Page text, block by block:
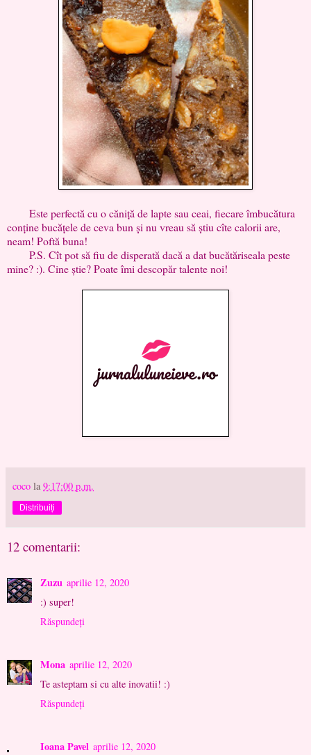
Este perfectă cu o căniță de lapte sau ceai, fiecare îmbucătura
conține bucățele de ceva bun și nu vreau să știu cîte calorii are,
neam! Poftă buna!
P.S. Cît pot să fiu de disperată dacă a dat bucătăriseala peste
mine? :). Cine știe? Poate îmi descopăr talente noi!
coco la 9:17:00 p.m.
Distribuiți
12 comentarii:
Zuzu aprilie 12, 2020
:) super!
Răspundeți
Mona aprilie 12, 2020
Te asteptam si cu alte inovatii! :)
Răspundeți
Ioana Pavel aprilie 12, 2020